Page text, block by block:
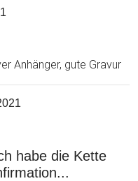
Anhänger, gute Gravur
habe die Kette